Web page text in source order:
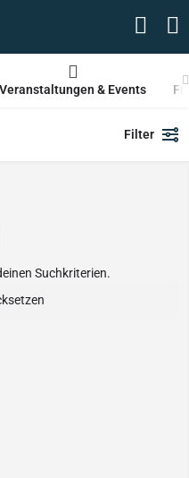
Veranstaltungen & Events
Filter
Suchkriterien.